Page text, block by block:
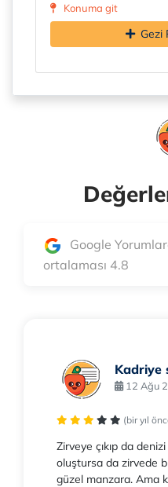
Konuma git
Gezi
Google
ortalaması 4.8
Kadriye
12 Ağu
(bir yıl
Zirveye çıkıp da
oluştursa da zirvede
güzel manzara. Ama